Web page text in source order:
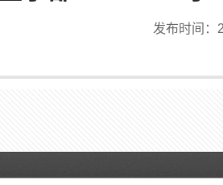
发布时间：